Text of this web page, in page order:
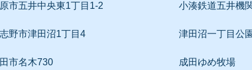
市五井中央東1丁目1-2
野市津田沼1丁目4
市名木730
小湊鉄道五井機
津田沼一丁目公園
成田ゆめ牧場